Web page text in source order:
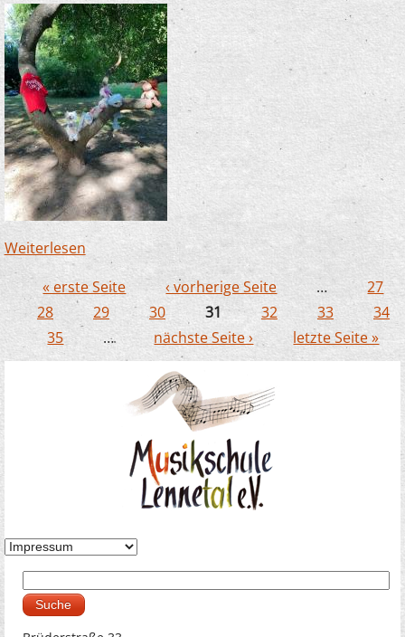
Weiterlesenüber Die Musikschule an der "PleWo"
Seiten
« erste Seite ‹ vorherige Seite …
27
28
29 30 31 32 33
34
35
… nächste Seite › letzte Seite »
Suchformular